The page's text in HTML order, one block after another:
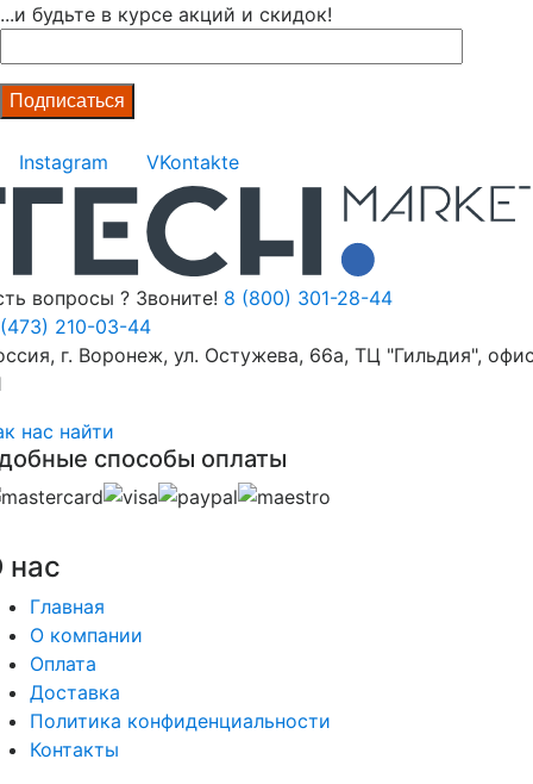
...и будьте в курсе акций и скидок!
Instagram VKontakte
вопросы ? Звоните! 8 (800) 301-28-44
210-03-44
г. Воронеж, ул. Остужева, 66а, ТЦ "Гильдия",
нас найти
способы оплаты
нас
Главная
О компании
Оплата
Доставка
Политика конфиденциальности
Контакты